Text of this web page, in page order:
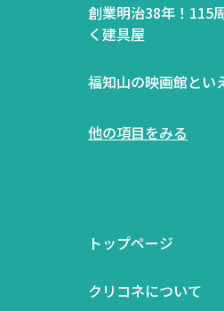
創業明治38年！115
く建具屋
福知山の映画館とい
他の項目をみる
トップページ
クリコネについて